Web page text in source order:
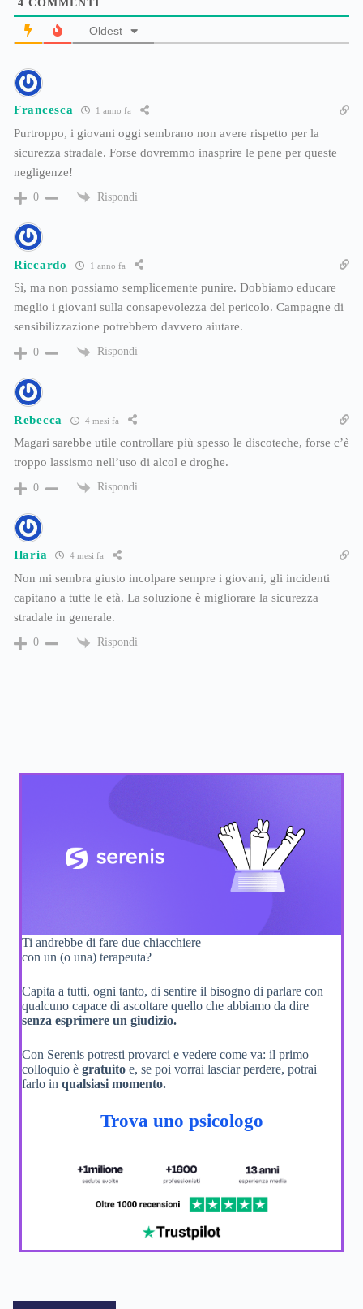
4 COMMENTI
Oldest
Francesca 1 anno fa
Purtroppo, i giovani oggi sembrano non avere rispetto per la
sicurezza stradale. Forse dovremmo inasprire le pene per queste
negligenze!
0 Rispondi
Riccardo 1 anno fa
Sì, ma non possiamo semplicemente punire. Dobbiamo educare
meglio i giovani sulla consapevolezza del pericolo. Campagne di
sensibilizzazione potrebbero davvero aiutare.
0 Rispondi
Rebecca 4 mesi fa
Magari sarebbe utile controllare più spesso le discoteche, forse c’è
troppo lassismo nell’uso di alcol e droghe.
0 Rispondi
Ilaria 4 mesi fa
Non mi sembra giusto incolpare sempre i giovani, gli incidenti
capitano a tutte le età. La soluzione è migliorare la sicurezza
stradale in generale.
0 Rispondi
Ti andrebbe di fare due chiacchiere
con un (o una) terapeuta?
Capita a tutti, ogni tanto, di sentire il bisogno di parlare con
qualcuno capace di ascoltare quello che abbiamo da dire
senza esprimere un giudizio.
Con Serenis potresti provarci e vedere come va: il primo
colloquio è gratuito e, se poi vorrai lasciar perdere, potrai
farlo in qualsiasi momento.
Trova uno psicologo